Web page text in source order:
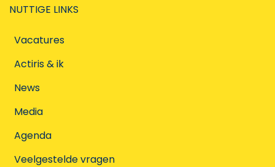
NUTTIGE LINKS
Vacatures
Actiris & ik
News
Media
Agenda
Veelgestelde vragen